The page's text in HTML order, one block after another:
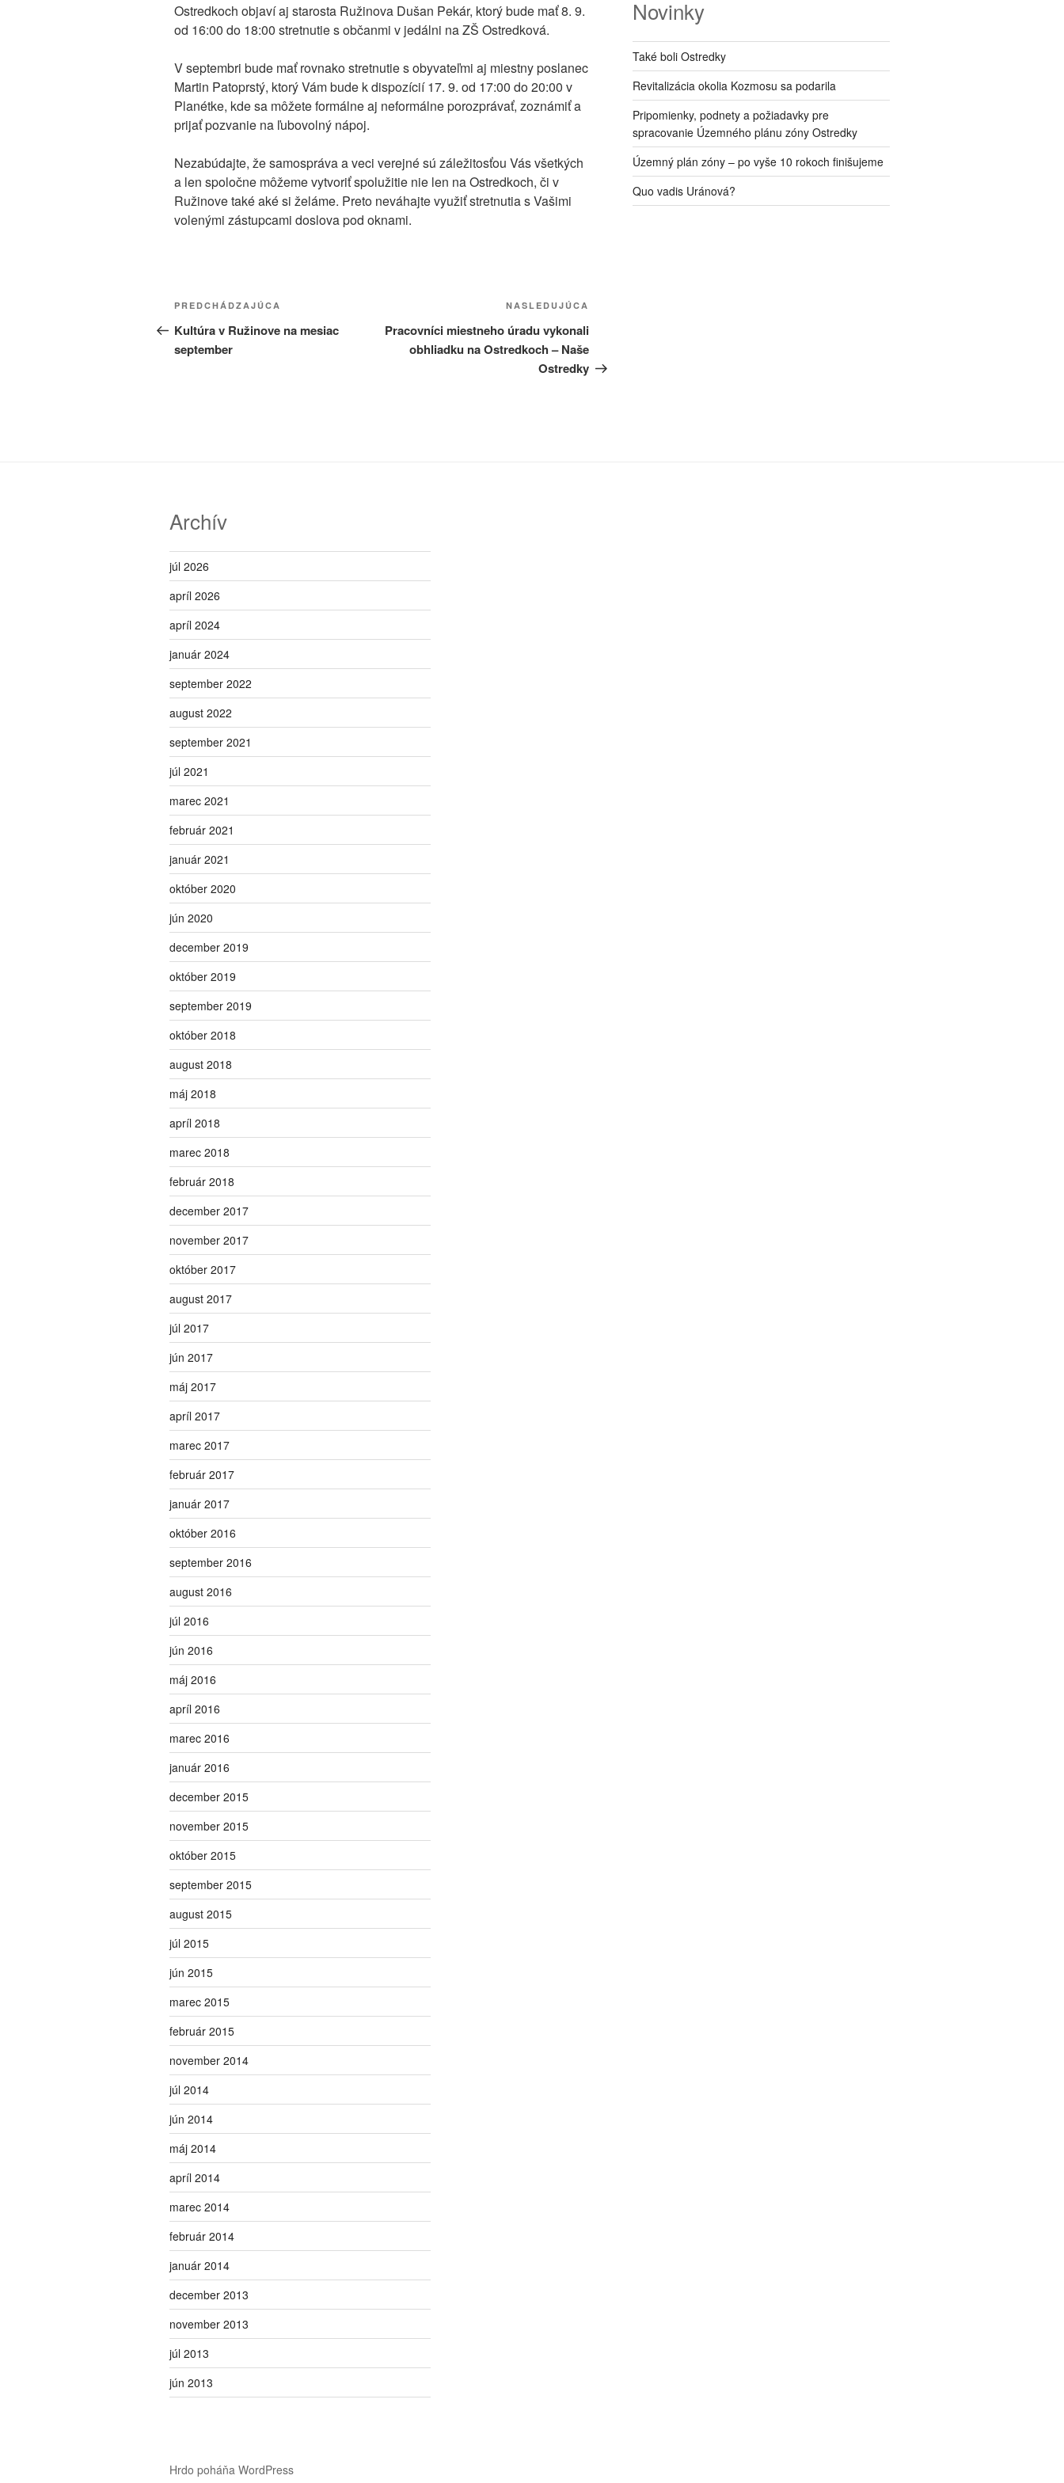
Ostredkoch objaví aj starosta Ružinova Dušan Pekár, ktorý bude mať 8. 9.
od 16:00 do 18:00 stretnutie s občanmi v jedálni na ZŠ Ostredková.
V septembri bude mať rovnako stretnutie s obyvateľmi aj miestny poslanec
Martin Patoprstý, ktorý Vám bude k dispozícií 17. 9. od 17:00 do 20:00 v
Planétke, kde sa môžete formálne aj neformálne porozprávať, zoznámiť a
prijať pozvanie na ľubovolný nápoj.
Nezabúdajte, že samospráva a veci verejné sú záležitosťou Vás všetkých
a len spoločne môžeme vytvoriť spolužitie nie len na Ostredkoch, či v
Ružinove také aké si želáme. Preto neváhajte využiť stretnutia s Vašimi
volenými zástupcami doslova pod oknami.
Navigácia
v
článku
Predchádzajúci
článok
PREDCHÁDZAJÚCA
Kultúra v Ružinove na mesiac
september
článok
NASLEDUJÚCA
Pracovníci miestneho úradu vykonali
obhliadku na Ostredkoch – Naše
Ostredky
Novinky
Také boli Ostredky
Revitalizácia okolia Kozmosu sa podarila
Pripomienky, podnety a požiadavky pre
spracovanie Územného plánu zóny Ostredky
Územný plán zóny – po vyše 10 rokoch finišujeme
Quo vadis Uránová?
Archív
júl 2026
apríl 2026
apríl 2024
január 2024
september 2022
august 2022
september 2021
júl 2021
marec 2021
február 2021
január 2021
október 2020
jún 2020
december 2019
október 2019
september 2019
október 2018
august 2018
máj 2018
apríl 2018
marec 2018
február 2018
december 2017
november 2017
október 2017
august 2017
júl 2017
jún 2017
máj 2017
apríl 2017
marec 2017
február 2017
január 2017
október 2016
september 2016
august 2016
júl 2016
jún 2016
máj 2016
apríl 2016
marec 2016
január 2016
december 2015
november 2015
október 2015
september 2015
august 2015
júl 2015
jún 2015
marec 2015
február 2015
november 2014
júl 2014
jún 2014
máj 2014
apríl 2014
marec 2014
február 2014
január 2014
december 2013
november 2013
júl 2013
jún 2013
Hrdo poháňa WordPress